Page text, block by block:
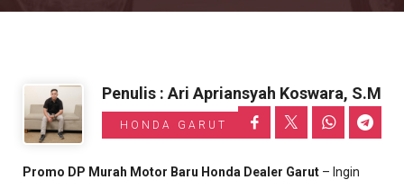
Penulis : Ari Apriansyah Koswara, S.M
HONDA GARUT
Promo DP Murah Motor Baru Honda Dealer Garut – Ingin